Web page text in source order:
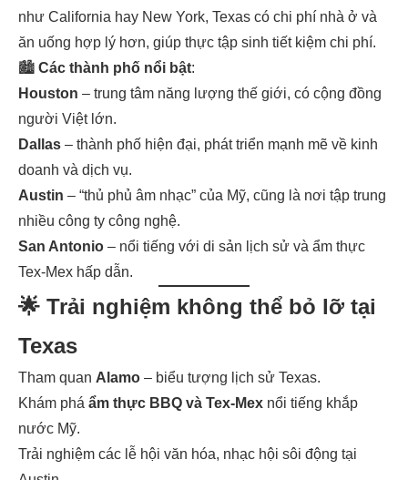
như California hay New York, Texas có chi phí nhà ở và
ăn uống hợp lý hơn, giúp thực tập sinh tiết kiệm chi phí.
🏙 Các thành phố nổi bật:
Houston – trung tâm năng lượng thế giới, có cộng đồng
người Việt lớn.
Dallas – thành phố hiện đại, phát triển mạnh mẽ về kinh
doanh và dịch vụ.
Austin – “thủ phủ âm nhạc” của Mỹ, cũng là nơi tập trung
nhiều công ty công nghệ.
San Antonio – nổi tiếng với di sản lịch sử và ẩm thực
Tex-Mex hấp dẫn.
🌟 Trải nghiệm không thể bỏ lỡ tại
Texas
Tham quan Alamo – biểu tượng lịch sử Texas.
Khám phá ẩm thực BBQ và Tex-Mex nổi tiếng khắp
nước Mỹ.
Trải nghiệm các lễ hội văn hóa, nhạc hội sôi động tại